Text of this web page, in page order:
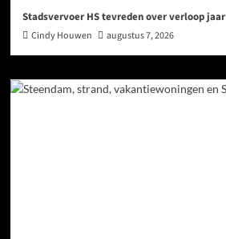
Stadsvervoer HS tevreden over verloop jaar
Cindy Houwen augustus 7, 2026